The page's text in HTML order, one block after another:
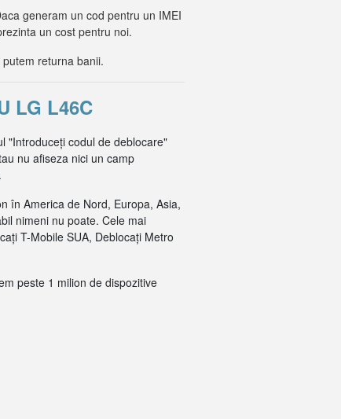
generam un cod pentru un IMEI
un cost pentru noi.
returna banii.
LG L46C
"Introduceți codul de deblocare"
nu afiseza nici un camp
în America de Nord, Europa, Asia,
nimeni nu poate. Cele mai
T-Mobile SUA, Deblocați Metro
peste 1 milion de dispozitive